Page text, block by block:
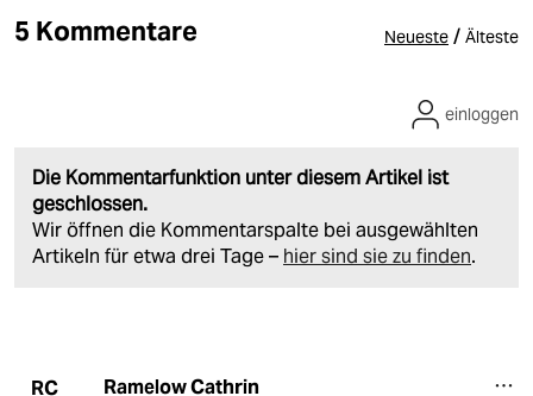
5 Kommentare Neueste / Älteste
Die Kommentarfunktion unter diesem Artikel ist
geschlossen.
Wir öffnen die Kommentarspalte bei ausgewählten
Artikeln für etwa drei Tage – hier sind sie zu finden.
einloggen
RC Ramelow Cathrin